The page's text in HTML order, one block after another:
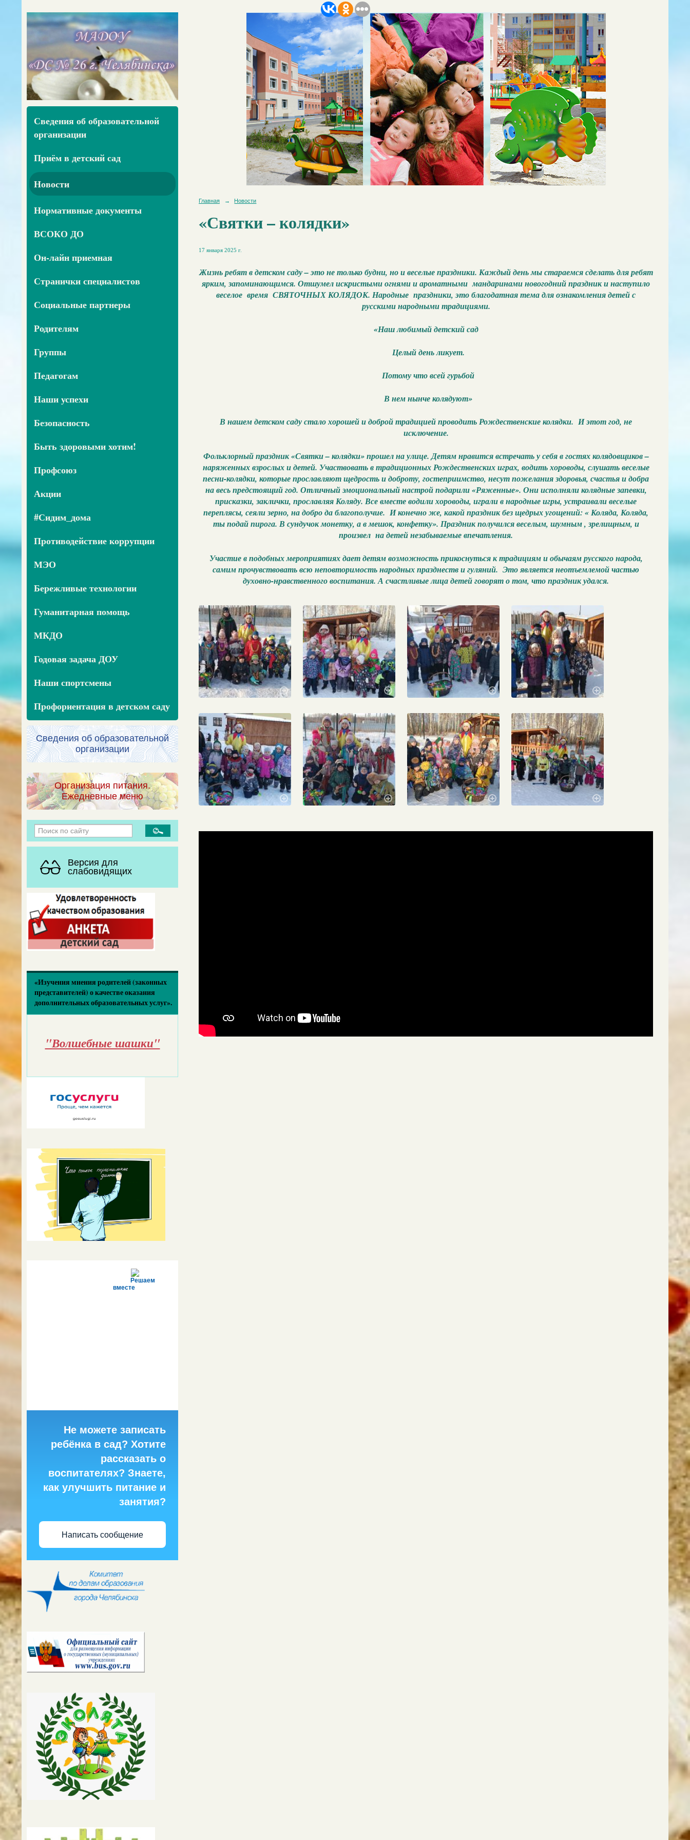
Сведения об образовательной
организации
Приём в детский сад
Новости
Нормативные документы
ВСОКО ДО
Он-лайн приемная
Странички специалистов
Социальные партнеры
Родителям
Группы
Педагогам
Наши успехи
Безопасность
Быть здоровыми хотим!
Профсоюз
Акции
#Сидим_дома
Противодействие коррупции
МЭО
Бережливые технологии
Гуманитарная помощь
МКДО
Годовая задача ДОУ
Наши спортсмены
Профориентация в детском саду
Сведения об образовательной
организации
Организация питания.
Ежедневные меню
Версия для
слабовидящих
«Изучения мнения родителей (законных
представителей) о качестве оказания
дополнительных образовательных услуг».
"Волшебные шашки"
Решаем
вместе
Не можете записать
ребёнка в сад? Хотите
рассказать о
воспитателях? Знаете,
как улучшить питание и
занятия?
Написать сообщение
Главная → Новости
«Святки – колядки»
17 января 2025 г.
Жизнь ребят в детском саду – это не только будни, но и веселые праздники. Каждый день мы стараемся сделать для ребят
ярким, запоминающимся. Отшумел искристыми огнями и ароматными мандаринами новогодний праздник и наступило
веселое время СВЯТОЧНЫХ КОЛЯДОК. Народные праздники, это благодатная тема для ознакомления детей с
русскими народными традициями.
«Наш любимый детский сад
Целый день ликует.
Потому что всей гурьбой
В нем нынче колядуют»
В нашем детском саду стало хорошей и доброй традицией проводить Рождественские колядки. И этот год, не
исключение.
Фольклорный праздник «Святки – колядки» прошел на улице. Детям нравится встречать у себя в гостях колядовщиков –
наряженных взрослых и детей. Участвовать в традиционных Рождественских играх, водить хороводы, слушать веселые
песни-колядки, которые прославляют щедрость и доброту, гостеприимство, несут пожелания здоровья, счастья и добра
на весь предстоящий год. Отличный эмоциональный настрой подарили «Ряженные». Они исполняли колядные запевки,
присказки, заклички, прославляя Коляду. Все вместе водили хороводы, играли в народные игры, устраивали веселые
переплясы, сеяли зерно, на добро да благополучие. И конечно же, какой праздник без щедрых угощений: « Коляда, Коляда,
ты подай пирога. В сундучок монетку, а в мешок, конфетку». Праздник получился веселым, шумным , зрелищным, и
произвел на детей незабываемые впечатления.
Участие в подобных мероприятиях дает детям возможность прикоснуться к традициям и обычаям русского народа,
самим прочувствовать всю неповторимость народных празднеств и гуляний. Это является неотъемлемой частью
духовно-нравственного воспитания. А счастливые лица детей говорят о том, что праздник удался.